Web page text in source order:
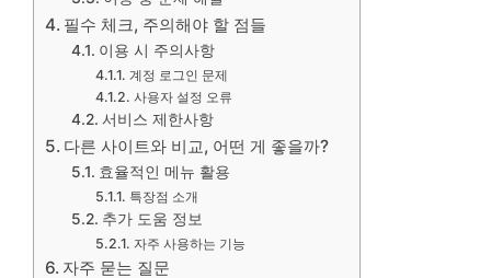
필수 체크, 주의해야 할 점들
이용 시 주의사항
계정 로그인 문제
사용자 설정 오류
서비스 제한사항
다른 사이트와 비교, 어떤 게 좋을까?
효율적인 메뉴 활용
특장점 소개
추가 도움 정보
자주 사용하는 기능
자주 묻는 질문